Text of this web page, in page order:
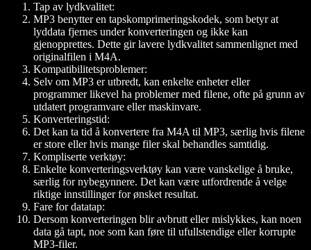
Tap av lydkvalitet:
MP3 benytter en tapskomprimeringskodek, som betyr at
lyddata fjernes under konverteringen og ikke kan
gjenopprettes. Dette gir lavere lydkvalitet sammenlignet med
originalfilen i M4A.
Kompatibilitetsproblemer:
Selv om MP3 er utbredt, kan enkelte enheter eller
programmer likevel ha problemer med filene, ofte på grunn av
utdatert programvare eller maskinvare.
Konverteringstid:
Det kan ta tid å konvertere fra M4A til MP3, særlig hvis filene
er store eller hvis mange filer skal behandles samtidig.
Kompliserte verktøy:
Enkelte konverteringsverktøy kan være vanskelige å bruke,
særlig for nybegynnere. Det kan være utfordrende å velge
riktige innstillinger for ønsket resultat.
Fare for datatap:
Dersom konverteringen blir avbrutt eller mislykkes, kan noen
data gå tapt, noe som kan føre til ufullstendige eller korrupte
MP3-filer.